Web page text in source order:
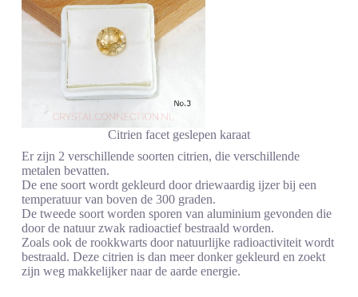
Citrien facet geslepen karaat
Er zijn 2 verschillende soorten citrien, die verschillende
metalen bevatten.
De ene soort wordt gekleurd door driewaardig ijzer bij een
temperatuur van boven de 300 graden.
De tweede soort worden sporen van aluminium gevonden die
door de natuur zwak radioactief bestraald worden.
Zoals ook de rookkwarts door natuurlijke radioactiviteit wordt
bestraald. Deze citrien is dan meer donker gekleurd en zoekt
zijn weg makkelijker naar de aarde energie.